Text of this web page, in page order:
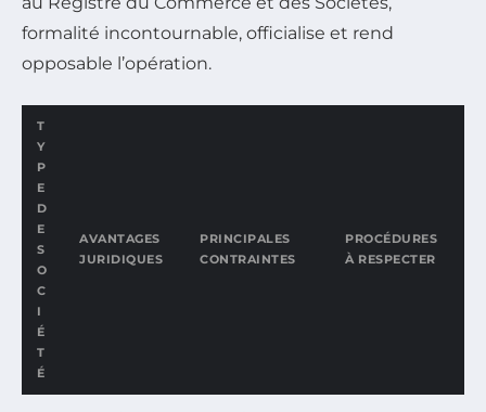
formalité incontournable, officialise et rend
opposable l’opération.
T
Y
P
E
D
E
S
O
C
I
É
T
É
AVANTAGES
JURIDIQUES
PRINCIPALES
CONTRAINTES
PROCÉDURES
À RESPECTER